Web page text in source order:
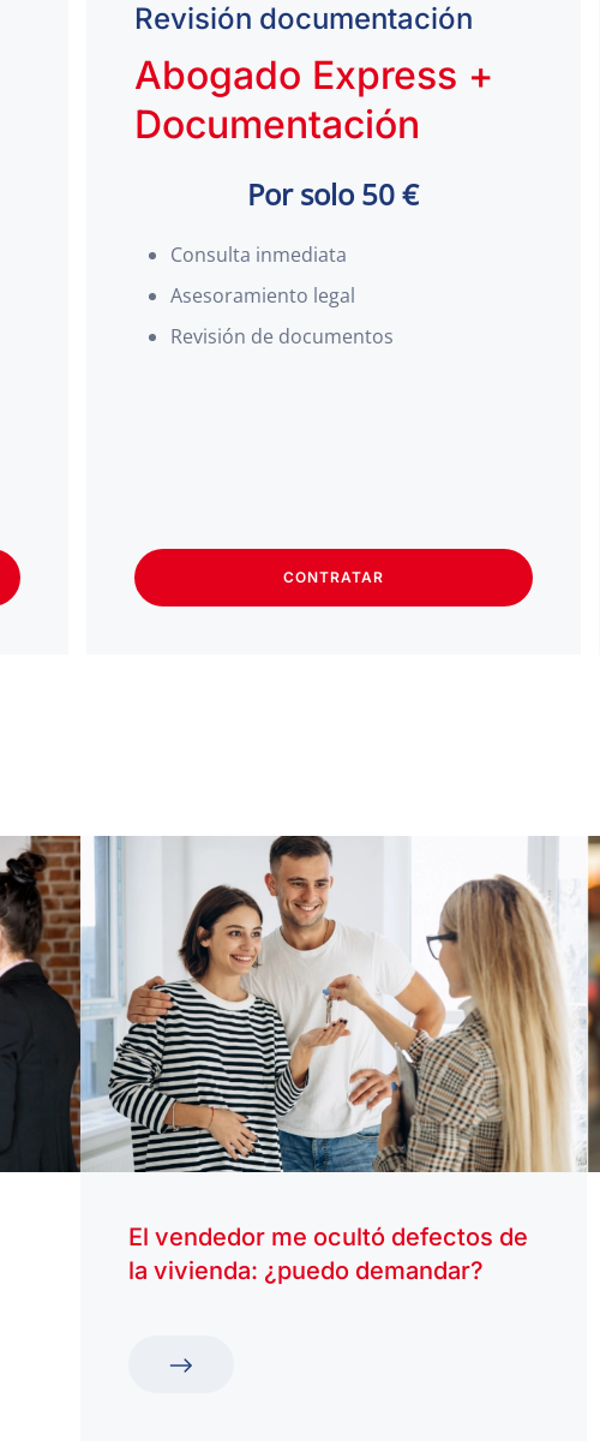
Revisión documentación
Abogado Express +
Documentación
Por solo 50 €
Consulta inmediata
Asesoramiento legal
Revisión de documentos
CONTRATAR
El vendedor me ocultó defectos de
la vivienda: ¿puedo demandar?